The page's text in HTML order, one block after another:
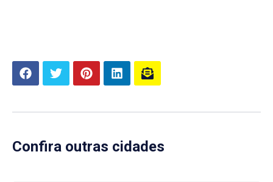
Confira outras cidades